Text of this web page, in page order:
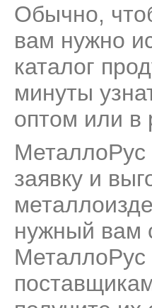
Обычно,
вам нужно
каталог
минуты
оптом или в
МеталлоРус
заявку и
нужный вам
МеталлоРус